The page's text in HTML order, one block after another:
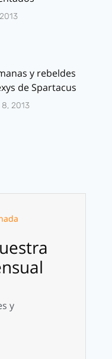
y rebeldes
de Spartacus
2013
y